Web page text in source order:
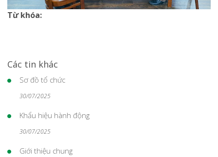
Từ khóa:
Các tin khác
Sơ đồ tổ chức
30/07/2025
Khẩu hiệu hành động
30/07/2025
Giới thiệu chung